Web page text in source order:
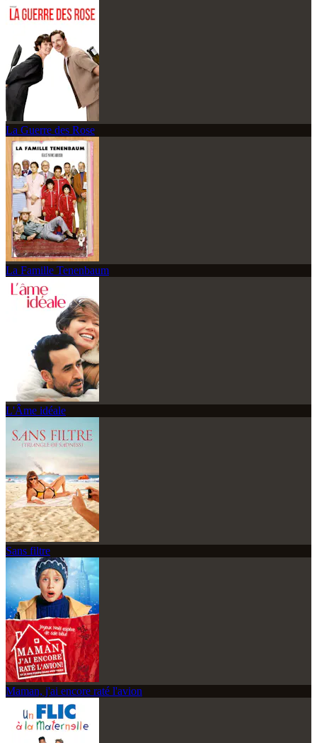
La Guerre des Rose
La Famille Tenenbaum
L'Âme idéale
Sans filtre
Maman, j'ai encore raté l'avion